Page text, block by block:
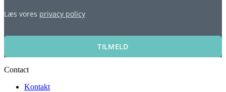
Læs vores privacy policy
TILMELD
Contact
Kontakt